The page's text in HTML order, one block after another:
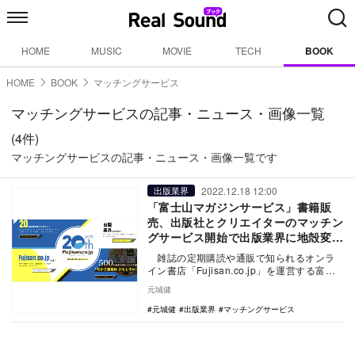
HOME MUSIC MOVIE TECH BOOK
HOME BOOK マッチングサービス
マッチングサービスの記事・ニュース・画像一覧
(4件)
マッチングサービスの記事・ニュース・画像一覧です
出版業界 2022.12.18 12:00
「富士山マガジンサービス」書籍販
売、出版社とクリエイターのマッチン
グサービス開始で出版業界に地殻変動
を起こせるか
雑誌の定期購読や通販で知られるオンラ
イン書店「Fujisan.co.jp」を運営する富士
元城健
元城健
出版業界 マッチングサービス